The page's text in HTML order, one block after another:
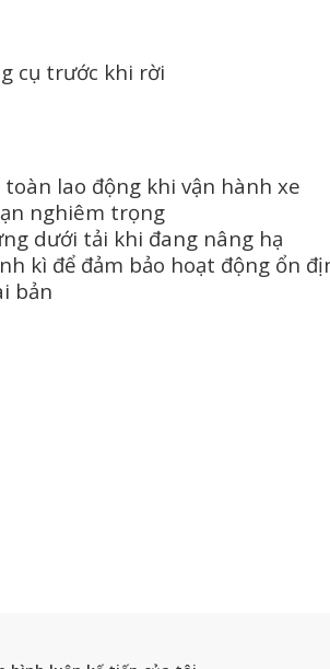
cụ trước khi rời
lao động khi vận hành xe
nghiêm trọng
dưới tải khi đang nâng hạ
kì để đảm bảo hoạt động ổn
bản